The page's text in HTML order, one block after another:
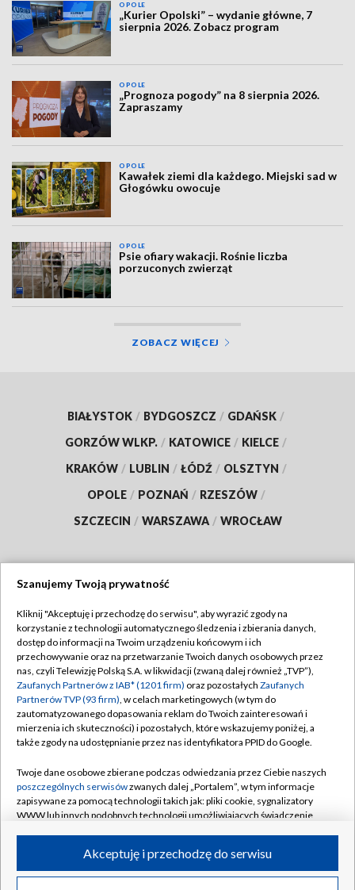
OPOLE
„Kurier Opolski” – wydanie główne, 7
sierpnia 2026. Zobacz program
OPOLE
„Prognoza pogody” na 8 sierpnia 2026.
Zapraszamy
OPOLE
Kawałek ziemi dla każdego. Miejski sad w
Głogówku owocuje
OPOLE
Psie ofiary wakacji. Rośnie liczba
porzuconych zwierząt
ZOBACZ WIĘCEJ
BIAŁYSTOK / BYDGOSZCZ / GDAŃSK /
GORZÓW WLKP. / KATOWICE / KIELCE /
KRAKÓW / LUBLIN / ŁÓDŹ / OLSZTYN /
OPOLE / POZNAŃ / RZESZÓW /
SZCZECIN / WARSZAWA / WROCŁAW
TVP
Abonament TVP
Emisja w TVP
Centrum informacji TVP
Naziemna Telewizja Cyfrowa
Rada Programowa
System NOS
Informacje o nadawcy
Program dla prasy
Regulamin TVP
Polityka prywatności
Moje zgody
Pomoc
Kontakt
Kanały
©2026 Telewizja Polska S.A. w likwidacji
Szanujemy Twoją prywatność
Kliknij "Akceptuję i przechodzę do serwisu", aby wyrazić zgody na
korzystanie z technologii automatycznego śledzenia i zbierania danych,
dostęp do informacji na Twoim urządzeniu końcowym i ich
przechowywanie oraz na przetwarzanie Twoich danych osobowych przez
nas, czyli Telewizję Polską S.A. w likwidacji (zwaną dalej również „TVP”),
Zaufanych Partnerów z IAB* (1201 firm) oraz pozostałych Zaufanych
Partnerów TVP (93 firm), w celach marketingowych (w tym do
zautomatyzowanego dopasowania reklam do Twoich zainteresowań i
mierzenia ich skuteczności) i pozostałych, które wskazujemy poniżej, a
także zgody na udostępnianie przez nas identyfikatora PPID do Google.
Twoje dane osobowe zbierane podczas odwiedzania przez Ciebie naszych
poszczególnych serwisówzwanych dalej „Portalem”, w tym informacje
zapisywane za pomocą technologii takich jak: pliki cookie, sygnalizatory
WWW lub innych podobnych technologii umożliwiających świadczenie
ruchu w Internecie.Akceptuję i przechodzę do serwisu